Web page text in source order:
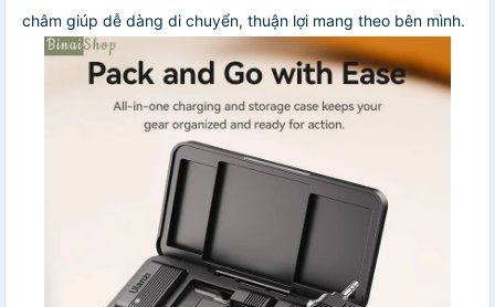
châm giúp dễ dàng di chuyển, thuận lợi mang theo bên mình.